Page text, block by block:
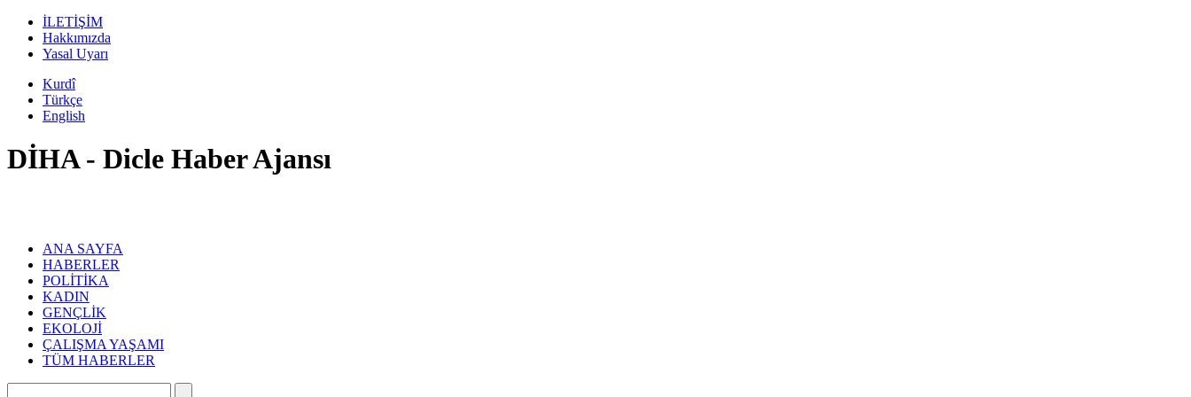
İLETİŞİM
Hakkımızda
Yasal Uyarı
Kurdî
Türkçe
English
DİHA - Dicle Haber Ajansı
ANA SAYFA
HABERLER
POLİTİKA
KADIN
GENÇLİK
EKOLOJİ
ÇALIŞMA YAŞAMI
TÜM HABERLER